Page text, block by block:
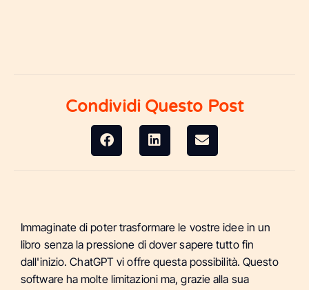
Condividi Questo Post
Immaginate di poter trasformare le vostre idee in un
libro senza la pressione di dover sapere tutto fin
dall'inizio. ChatGPT vi offre questa possibilità. Questo
software ha molte limitazioni ma, grazie alla sua